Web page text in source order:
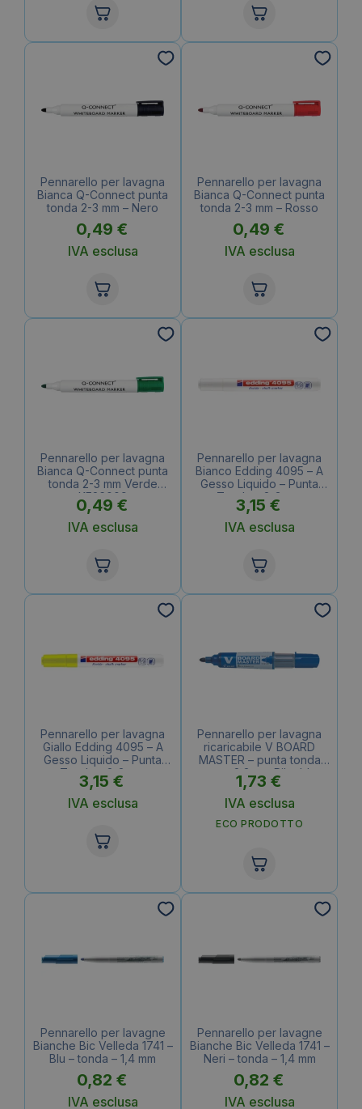
Pennarello per lavagna
Bianca Q-Connect punta
tonda 2-3 mm – Nero
0,49 €
IVA esclusa
Pennarello per lavagna
Bianca Q-Connect punta
tonda 2-3 mm – Rosso
0,49 €
IVA esclusa
Pennarello per lavagna
Bianca Q-Connect punta
tonda 2-3 mm Verde
KF26009
0,49 €
IVA esclusa
Pennarello per lavagna
Bianco Edding 4095 – A
Gesso Liquido – Punta
Tonda – 2-3 mm
3,15 €
IVA esclusa
Pennarello per lavagna
Giallo Edding 4095 – A
Gesso Liquido – Punta
Tonda – 2-3 mm
3,15 €
IVA esclusa
Pennarello per lavagna
ricaricabile V BOARD
MASTER – punta tonda
tratto 2,3 mm Pilot blu
1,73 €
IVA esclusa
ECO PRODOTTO
Pennarello per lavagne
Bianche Bic Velleda 1741 –
Blu – tonda – 1,4 mm
0,82 €
IVA esclusa
Pennarello per lavagne
Bianche Bic Velleda 1741 –
Neri – tonda – 1,4 mm
0,82 €
IVA esclusa